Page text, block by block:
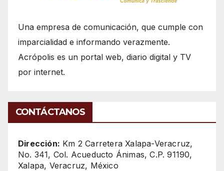
Una empresa de comunicación, que cumple con
imparcialidad e informando verazmente.
Acrópolis es un portal web, diario digital y TV
por internet.
CONTÁCTANOS
Dirección: Km 2 Carretera Xalapa-Veracruz,
No. 341, Col. Acueducto Ánimas, C.P. 91190,
Xalapa, Veracruz, México